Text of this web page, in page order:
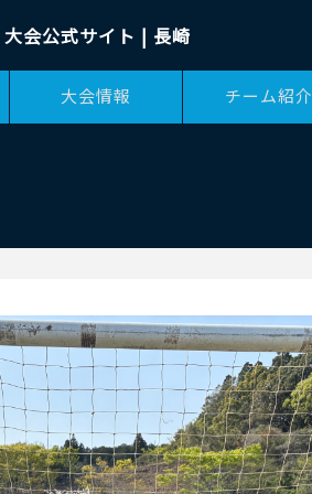
大会公式サイト | 長崎
大会情報 チーム紹介